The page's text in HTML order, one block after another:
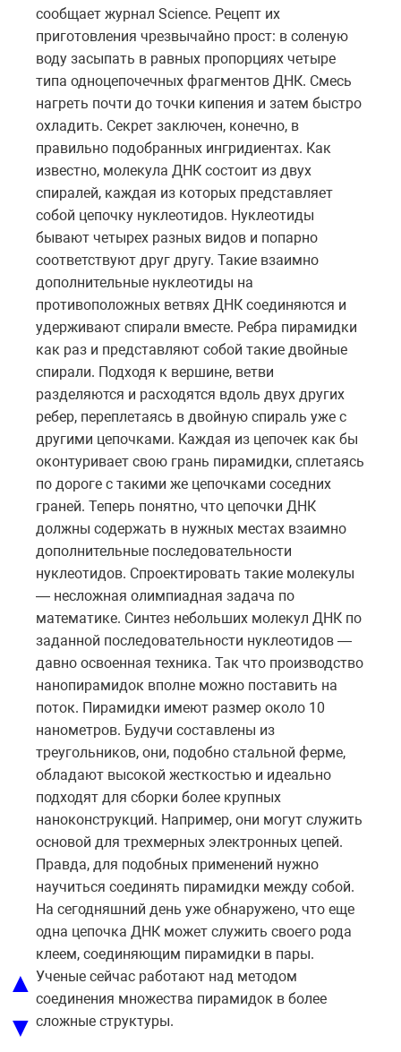
сообщает журнал Science. Рецепт их
приготовления чрезвычайно прост: в соленую
воду засыпать в равных пропорциях четыре
типа одноцепочечных фрагментов ДНК. Смесь
нагреть почти до точки кипения и затем быстро
охладить. Секрет заключен, конечно, в
правильно подобранных ингридиентах. Как
известно, молекула ДНК состоит из двух
спиралей, каждая из которых представляет
собой цепочку нуклеотидов. Нуклеотиды
бывают четырех разных видов и попарно
соответствуют друг другу. Такие взаимно
дополнительные нуклеотиды на
противоположных ветвях ДНК соединяются и
удерживают спирали вместе. Ребра пирамидки
как раз и представляют собой такие двойные
спирали. Подходя к вершине, ветви
разделяются и расходятся вдоль двух других
ребер, переплетаясь в двойную спираль уже с
другими цепочками. Каждая из цепочек как бы
оконтуривает свою грань пирамидки, сплетаясь
по дороге с такими же цепочками соседних
граней. Теперь понятно, что цепочки ДНК
должны содержать в нужных местах взаимно
дополнительные последовательности
нуклеотидов. Спроектировать такие молекулы
— несложная олимпиадная задача по
математике. Синтез небольших молекул ДНК по
заданной последовательности нуклеотидов —
давно освоенная техника. Так что производство
нанопирамидок вполне можно поставить на
поток. Пирамидки имеют размер около 10
нанометров. Будучи составлены из
треугольников, они, подобно стальной ферме,
обладают высокой жесткостью и идеально
подходят для сборки более крупных
наноконструкций. Например, они могут служить
основой для трехмерных электронных цепей.
Правда, для подобных применений нужно
научиться соединять пирамидки между собой.
На сегодняшний день уже обнаружено, что еще
одна цепочка ДНК может служить своего рода
клеем, соединяющим пирамидки в пары.
Ученые сейчас работают над методом
соединения множества пирамидок в более
сложные структуры.
▲
▼